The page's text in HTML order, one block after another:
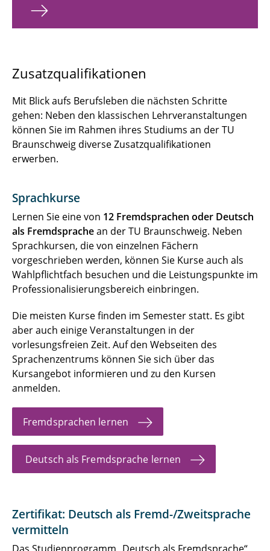
Zusatzqualifikationen
Mit Blick aufs Berufsleben die nächsten Schritte
gehen: Neben den klassischen Lehrveranstaltungen
können Sie im Rahmen ihres Studiums an der TU
Braunschweig diverse Zusatzqualifikationen
erwerben.
Sprachkurse
Lernen Sie eine von 12 Fremdsprachen oder Deutsch
als Fremdsprachean der TU Braunschweig. Neben
Sprachkursen, die von einzelnen Fächern
vorgeschrieben werden, können Sie Kurse auch als
Wahlpflichtfach besuchen und die Leistungspunkte im
Professionalisierungsbereich einbringen.
Die meisten Kurse finden im Semester statt. Es gibt
aber auch einige Veranstaltungen in der
vorlesungsfreien Zeit. Auf den Webseiten des
Sprachenzentrums können Sie sich über das
Kursangebot informieren und zu den Kursen
anmelden.
Fremdsprachen lernen
Deutsch als Fremdsprache lernen
Zertifikat: Deutsch als Fremd-/Zweitsprache
vermitteln